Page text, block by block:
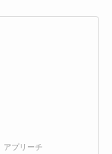
アプリーチ